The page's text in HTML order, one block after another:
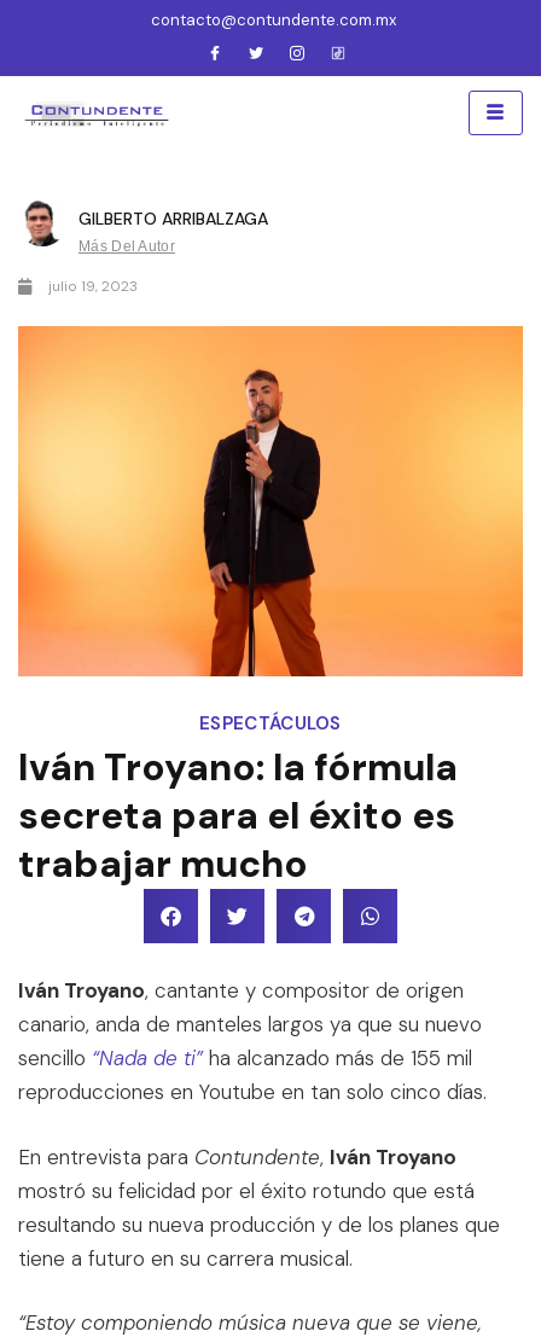
contacto@contundente.com.mx
GILBERTO ARRIBALZAGA
Más Del Autor
julio 19, 2023
ESPECTÁCULOS
Iván Troyano: la fórmula
secreta para el éxito es
trabajar mucho
Iván Troyano, cantante y compositor de origen
canario, anda de manteles largos ya que su nuevo
sencillo “Nada de ti”ha alcanzado más de 155 mil
reproducciones en Youtube en tan solo cinco días.
En entrevista para Contundente, Iván Troyano
mostró su felicidad por el éxito rotundo que está
resultando su nueva producción y de los planes que
tiene a futuro en su carrera musical.
“Estoy componiendo música nueva que se viene,